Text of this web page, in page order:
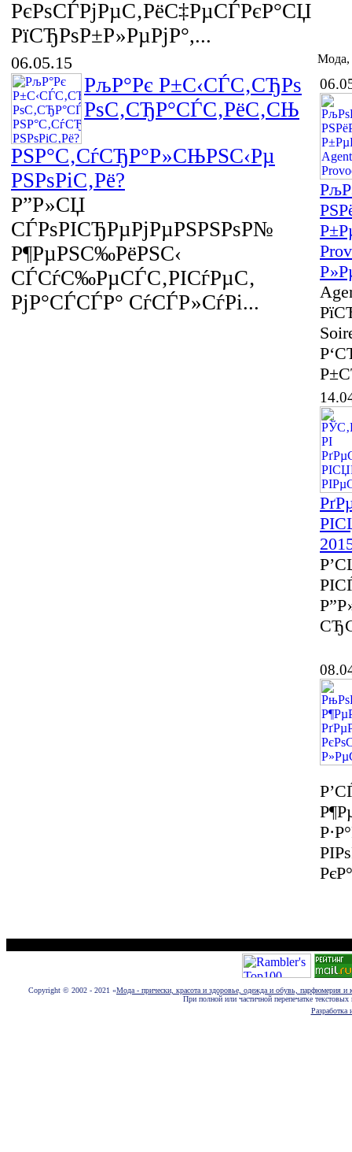
РєРѕСЃРјРµС‚РёС‡РµСЃРєР°СЏ
РїСЂРѕР±Р»РµРјР°,...
06.05.15
РљР°Рє Р±С‹СЃС‚СЂРѕ
РѕС‚СЂР°СЃС‚РёС‚СЊ
РЅР°С‚СѓСЂР°Р»СЊРЅС‹Рµ
РЅРѕРіС‚Рё?
Р”Р»СЏ
СЃРѕРІСЂРµРјРµРЅРЅРѕР№
Р¶РµРЅС‰РёРЅС‹
СЃСѓС‰РµСЃС‚РІСѓРµС‚
РјР°СЃСЃР° СѓСЃР»СѓРі...
Мода,
Copyright © 2002 - 2021 «Мода - прически, красота и здоровье, одежда и обувь, парфюмерия и
При полной или частичной перепечатке
Разработка